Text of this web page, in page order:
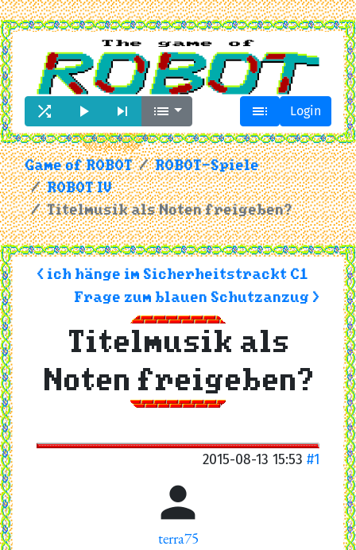
     Login
Game of ROBOT
ROBOT-Spiele
ROBOT IV
Titelmusik als Noten freigeben?
< ich hänge im Sicherheitstrackt C1
Frage zum blauen Schutzanzug >
Titelmusik als
Noten freigeben?
2015-08-13 15:53 #1

terra75